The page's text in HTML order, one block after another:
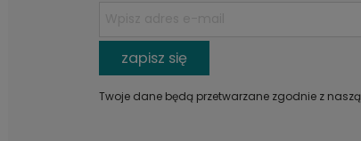
zapisz się
Twoje dane będą przetwarzane zgodnie z naszą